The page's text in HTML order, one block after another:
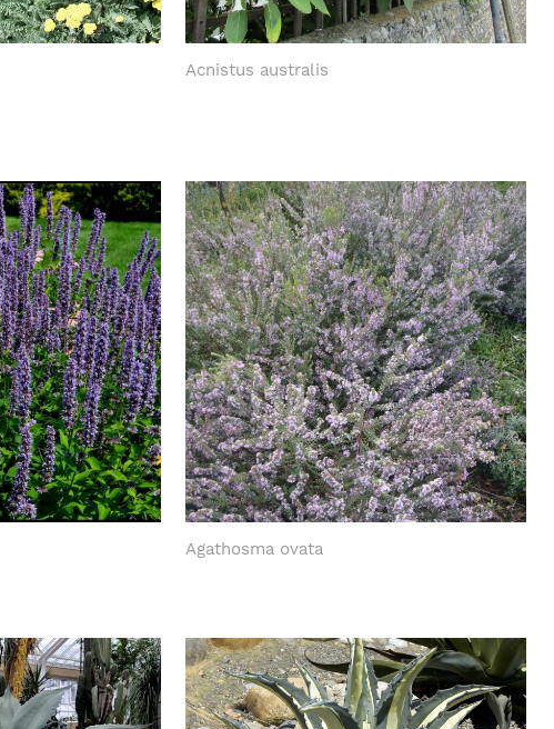
Acnistus australis
Agathosma ovata